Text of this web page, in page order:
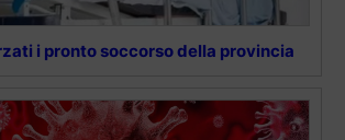
i pronto soccorso della provincia